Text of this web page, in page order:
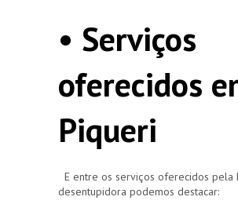
• Serviços
oferecidos
Piqueri
E entre os serviços oferecidos pela
desentupidora podemos destacar: